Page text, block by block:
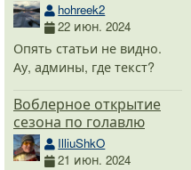
hohreek2
22 июн. 2024
Опять статьи не видно.
Ау, админы, где текст?
Воблерное открытие
сезона по голавлю
IlliuShkO
21 июн. 2024